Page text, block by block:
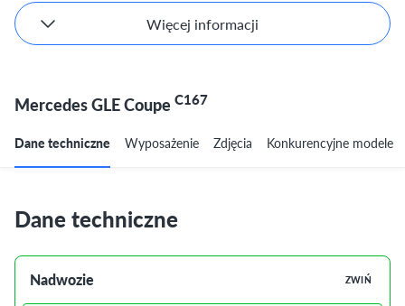
Więcej informacji
Mercedes GLE CoupeC167
Dane techniczne Wyposażenie Zdjęcia Konkurencyjne modele
Dane techniczne
Nadwozie ZWIŃ